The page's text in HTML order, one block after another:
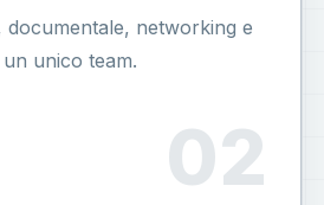
networking e
unico team.